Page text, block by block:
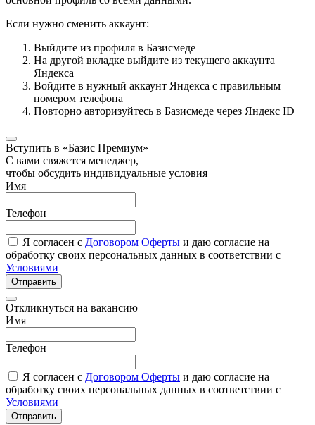
Если нужно сменить аккаунт:
Выйдите из профиля в Базисмеде
На другой вкладке выйдите из текущего аккаунта
Яндекса
Войдите в нужный аккаунт Яндекса с правильным
номером телефона
Повторно авторизуйтесь в Базисмеде через Яндекс ID
Вступить в «Базис Премиум»
С вами свяжется менеджер,
чтобы обсудить индивидуальные условия
Имя
Телефон
Я согласен с Договором Оферты и даю согласие на
обработку своих персональных данных в соответствии с
Условиями
Отправить
Откликнуться на вакансию
Имя
Телефон
Я согласен с Договором Оферты и даю согласие на
обработку своих персональных данных в соответствии с
Условиями
Отправить